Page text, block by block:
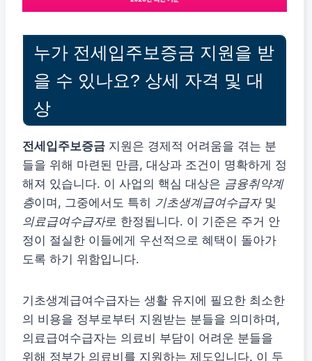
누가 전세입주보증금 지원을 받
을 수 있나요? 상세 자격 및 대
상
전세입주보증금 지원은 경제적 어려움을 겪는 분
들을 위해 마련된 만큼, 대상과 조건이 명확하게 정
해져 있습니다. 이 사업의 핵심 대상은 금융취약계
층이며, 그중에서도 특히 기초생계급여수급자및
의료급여수급자로 한정됩니다. 이 기준은 주거 안
정이 절실한 이들에게 우선적으로 혜택이 돌아가
도록 하기 위함입니다.
기초생계급여수급자는 생활 유지에 필요한 최소한
의 비용을 정부로부터 지원받는 분들을 의미하며,
의료급여수급자는 의료비 부담이 어려운 분들을
위해 정부가 의료비를 지원하는 제도입니다. 이 두